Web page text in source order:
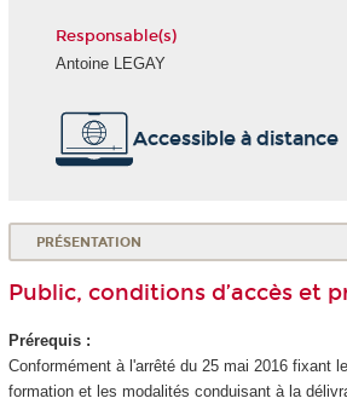
Responsable(s)
Antoine LEGAY
Accessible à distance
PRÉSENTATION
Public, conditions d’accès et
Prérequis :
Conformément à l'arrêté du 25 mai 2016 fixant
formation et les modalités conduisant à la